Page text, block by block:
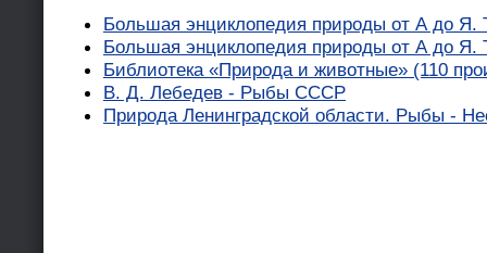
Большая энциклопедия природы от А до
Большая энциклопедия природы от А до
Библиотека «Природа и животные» (110
В. Д. Лебедев - Рыбы СССР
Природа Ленинградской области. Рыбы -